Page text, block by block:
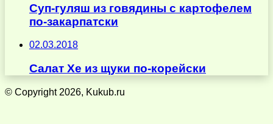
Суп-гуляш из говядины с картофелем
по-закарпатски
02.03.2018
Салат Хе из щуки по-корейски
© Copyright 2026, Kukub.ru